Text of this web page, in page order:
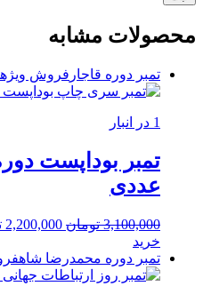
محصولات مشابه
تمبر دوره قاجار فروش ویژه
1 در انبار
عددی
3,100,000 تومان قیمت
بود.
2,200,000
خرید
تمبر دوره محمدرضا شاه